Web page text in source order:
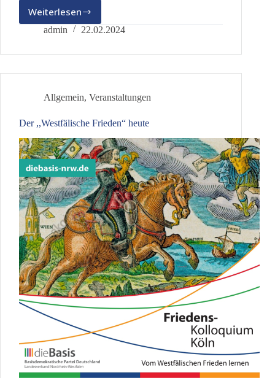
Weiterlesen
Friedens-
Kolloquium
Köln
admin 22.02.2024
Allgemein, Veranstaltungen
Der ,,Westfälische Frieden“ heute